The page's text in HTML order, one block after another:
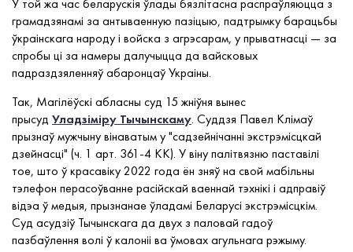
У той жа час беларускія ўлады бязлітасна распраўляюцца з
грамадзянамі за антываенную пазіцыю, падтрымку барацьбы
ўкраінскага народу і войска з агрэсарам, у прыватнасці — за
спробы ці за намеры далучыцца да вайсковых
падраздзяленняў абаронцаў Украіны.
Так, Магілёўскі абласны суд 15 жніўня вынес
прысуд Уладзіміру Тычынскаму. Суддзя Павел Клімаў
прызнаў мужчыну вінаватым у "садзейнічанні экстрэмісцкай
дзейнасці" (ч. 1 арт. 361-4 КК). У віну палітвязню паставілі
тое, што ў красавіку 2022 года ён зняў на свой мабільны
тэлефон перасоўванне расійскай ваеннай тэхнікі і адправіў
відэа ў медыя, прызнанае ўладамі Беларусі экстрэмісцкім.
Суд асудзіў Тычынскага да двух з паловай гадоў
пазбаўлення волі ў калоніі ва ўмовах агульнага рэжыму.